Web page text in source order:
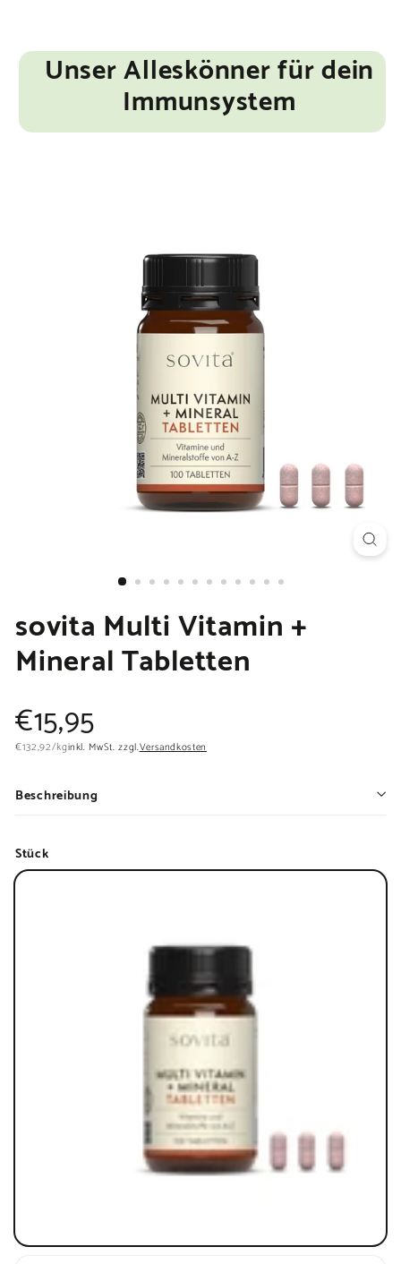
5
9
5
Unser Alleskönner für dein
Immunsystem
sovita Multi Vitamin +
Mineral Tabletten
Normaler
Preis
€15,95€15,95
€132,92€132,92
/kginkl. MwSt. zzgl.Versandkosten
Beschreibung
Stück